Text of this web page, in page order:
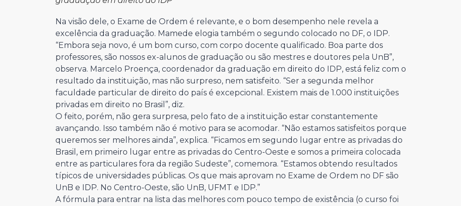
Na visão dele, o Exame de Ordem é relevante, e o bom desempenho nele revela a
excelência da graduação. Mamede elogia também o segundo colocado no DF, o IDP.
“Embora seja novo, é um bom curso, com corpo docente qualificado. Boa parte dos
professores, são nossos ex-alunos de graduação ou são mestres e doutores pela UnB”,
observa. Marcelo Proença, coordenador da graduação em direito do IDP, está feliz com o
resultado da instituição, mas não surpreso, nem satisfeito. “Ser a segunda melhor
faculdade particular de direito do país é excepcional. Existem mais de 1.000 instituições
privadas em direito no Brasil”, diz.
O feito, porém, não gera surpresa, pelo fato de a instituição estar constantemente
avançando. Isso também não é motivo para se acomodar. “Não estamos satisfeitos porque
queremos ser melhores ainda”, explica. “Ficamos em segundo lugar entre as privadas do
Brasil, em primeiro lugar entre as privadas do Centro-Oeste e somos a primeira colocada
entre as particulares fora da região Sudeste”, comemora. “Estamos obtendo resultados
típicos de universidades públicas. Os que mais aprovam no Exame de Ordem no DF são
UnB e IDP. No Centro-Oeste, são UnB, UFMT e IDP.”
A fórmula para entrar na lista das melhores com pouco tempo de existência (o curso foi